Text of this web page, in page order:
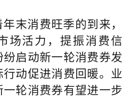
消费旺季的到来，
场活力，提振消费信
启动新一轮消费券发
动促进消费回暖。业
一轮消费券有望进一步